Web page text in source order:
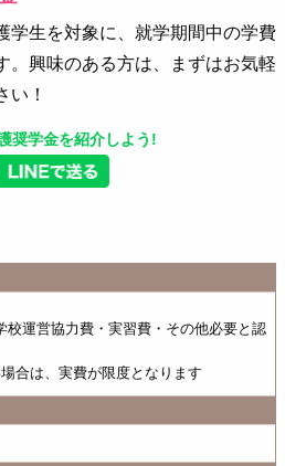
学生を対象に、就学期間中の学費
。興味のある方は、まずはお気軽
い！
奨学金を紹介しよう!
校運営協力費・実習費・その他必要と認
合は、実費が限度となります